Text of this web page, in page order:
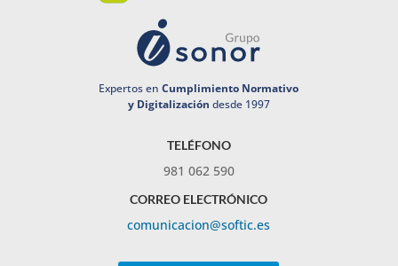
Expertos enCumplimiento Normativo
y Digitalización desde 1997
TELÉFONO
981 062 590
CORREO ELECTRÓNICO
comunicacion@softic.es